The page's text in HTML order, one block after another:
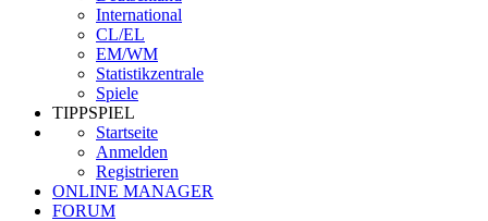
International
CL/EL
EM/WM
Statistikzentrale
Spiele
TIPPSPIEL
Startseite
Anmelden
Registrieren
ONLINE MANAGER
FORUM